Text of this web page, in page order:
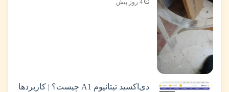
4 روز پیش
دی‌اکسید تیتانیوم A1 چیست؟ | کاربردها